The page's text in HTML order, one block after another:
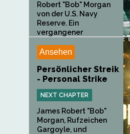
Robert "Bob" Morgan
von der U.S. Navy
Reserve. Ein
vergangener
Ansehen
Persönlicher Streik
- Personal Strike
NEXT CHAPTER
James Robert "Bob"
Morgan, Rufzeichen
Gargoyle, und